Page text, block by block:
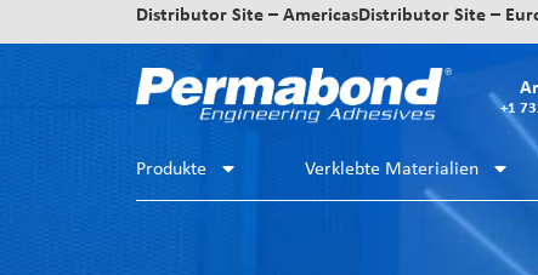
Distributor Site – AmericasDistributor Site –
+1
Produkte Verklebte Materialien